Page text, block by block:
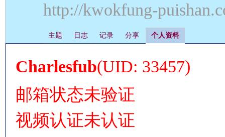
http://kwokfung-
主题 日志 记录 分享 个人资料
Charlesfub(UID: 33457)
邮箱状态未验证
视频认证未认证